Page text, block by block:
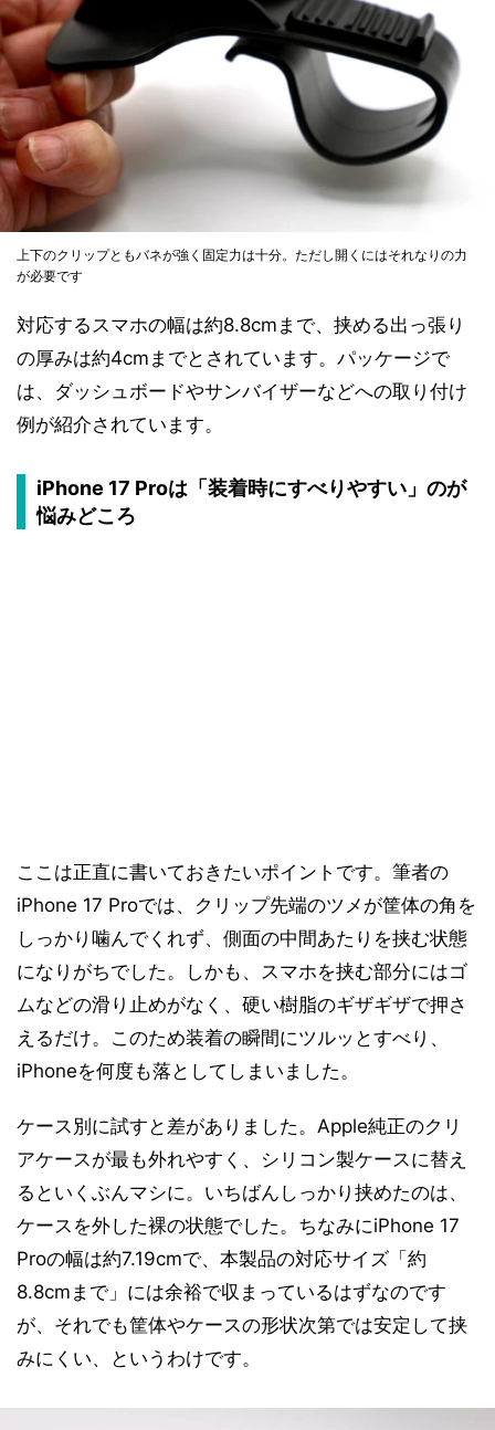
上下のクリップともバネが強く固定力は十分。ただし開くにはそれなりの力
が必要です
対応するスマホの幅は約8.8cmまで、挟める出っ張り
の厚みは約4cmまでとされています。パッケージで
は、ダッシュボードやサンバイザーなどへの取り付け
例が紹介されています。
iPhone 17 Proは「装着時にすべりやすい」のが
悩みどころ
ここは正直に書いておきたいポイントです。筆者の
iPhone 17 Proでは、クリップ先端のツメが筐体の角を
しっかり噛んでくれず、側面の中間あたりを挟む状態
になりがちでした。しかも、スマホを挟む部分にはゴ
ムなどの滑り止めがなく、硬い樹脂のギザギザで押さ
えるだけ。このため装着の瞬間にツルッとすべり、
iPhoneを何度も落としてしまいました。
ケース別に試すと差がありました。Apple純正のクリ
アケースが最も外れやすく、シリコン製ケースに替え
るといくぶんマシに。いちばんしっかり挟めたのは、
ケースを外した裸の状態でした。ちなみにiPhone 17
Proの幅は約7.19cmで、本製品の対応サイズ「約
8.8cmまで」には余裕で収まっているはずなのです
が、それでも筐体やケースの形状次第では安定して挟
みにくい、というわけです。